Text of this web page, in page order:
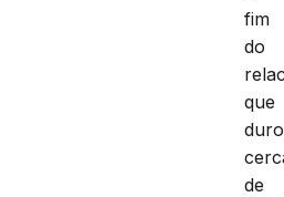
fim
do
que
de